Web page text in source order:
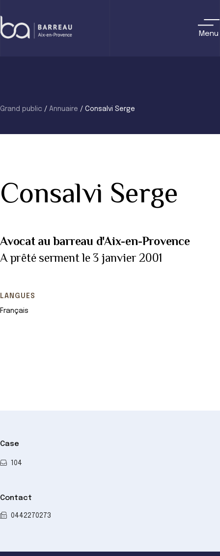
to
content
Menu
Grand public / Annuaire / Consalvi Serge
Consalvi Serge
Avocat au barreau d'Aix-en-Provence
A prêté serment le 3 janvier 2001
LANGUES
Français
Case
104
Contact
0442270273